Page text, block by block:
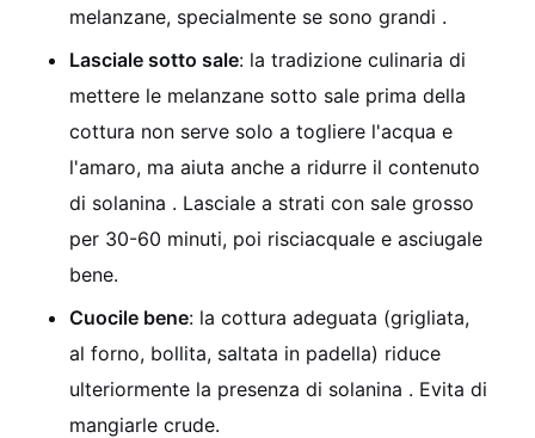
melanzane, specialmente se sono grandi .
Lasciale sotto sale: la tradizione culinaria di
mettere le melanzane sotto sale prima della
cottura non serve solo a togliere l'acqua e
l'amaro, ma aiuta anche a ridurre il contenuto
di solanina . Lasciale a strati con sale grosso
per 30-60 minuti, poi risciacquale e asciugale
bene.
Cuocile bene: la cottura adeguata (grigliata,
al forno, bollita, saltata in padella) riduce
ulteriormente la presenza di solanina . Evita di
mangiarle crude.